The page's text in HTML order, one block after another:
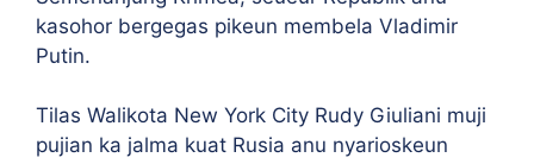
kasohor bergegas pikeun membela Vladimir
Putin.
Tilas Walikota New York City Rudy Giuliani muji
pujian ka jalma kuat Rusia anu nyarioskeun